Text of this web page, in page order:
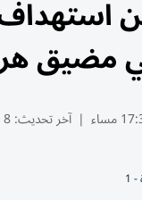
استهداف
مضيق
| آخر تحديث:8 أغسطس 17:40 2026
1